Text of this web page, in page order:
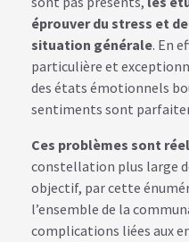
éprouver du stress et
situation générale. En
particulière et
des états émotionnels
sentiments sont
Ces problèmes sont
constellation plus large
objectif, par cette
l’ensemble de la
complications liées aux